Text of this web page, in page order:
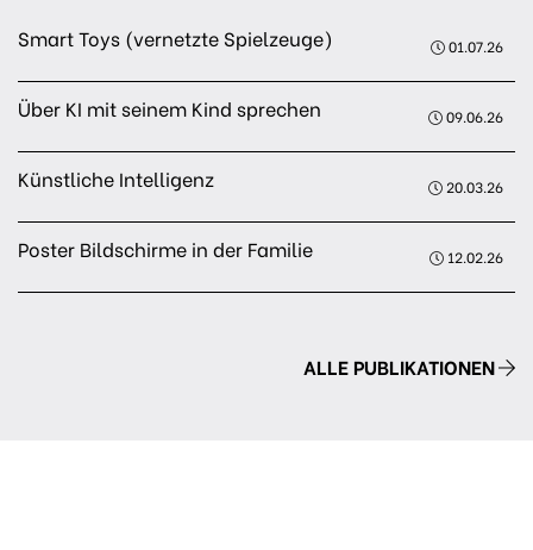
Smart Toys (vernetzte Spielzeuge) 01.07.26
Über KI mit seinem Kind sprechen 09.06.26
Künstliche Intelligenz 20.03.26
Poster Bildschirme in der Familie 12.02.26
ALLE PUBLIKATIONEN